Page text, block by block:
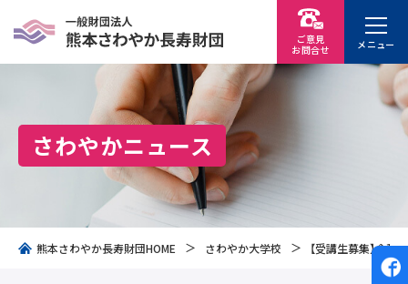
メニュー
ご意見
お問合せ
さわやかニュース
熊本さわやか長寿財団HOME さわやか大学校 【受講生募集】令